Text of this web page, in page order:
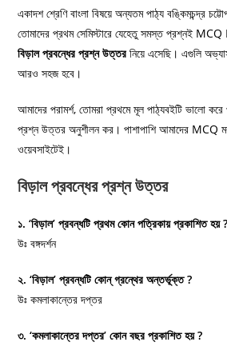
একাদশ শ্রেণি বাংলা বিষয়ে অন্যতম পাঠ্য বঙ্কিমচন্দ্র
তোমাদের প্রথম সেমিস্টারে যেহেতু সমস্ত প্রশ্নই
বিড়াল প্রবন্ধের প্রশ্ন উত্তরনিয়ে এসেছি। এগুলি
আরও সহজ হবে।
আমাদের পরামর্শ, তোমরা প্রথমে মূল পাঠ্যবইটি ভালো
প্রশ্ন উত্তর অনুশীলন কর। পাশাপাশি আমাদের MCQ
ওয়েবসাইটেই।
বিড়াল প্রবন্ধের প্রশ্ন উত্তর
১. ‘বিড়াল’ প্রবন্ধটি প্রথম কোন পত্রিকায় প্রকাশিত হয় ?
উঃ বঙ্গদর্শন
২. ‘বিড়াল’ প্রবন্ধটি কোন্‌ গ্রন্থের অন্তর্ভূক্ত ?
উঃ কমলাকান্তের দপ্তর
৩. ‘কমলাকান্তের দপ্তর’ কোন বছর প্রকাশিত হয় ?